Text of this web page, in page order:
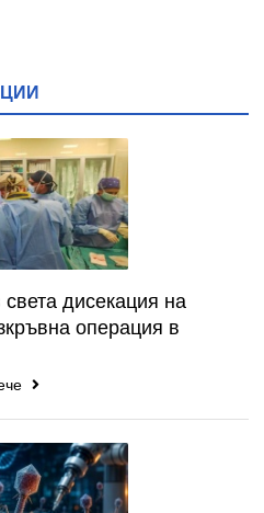
дисекация на
операция в